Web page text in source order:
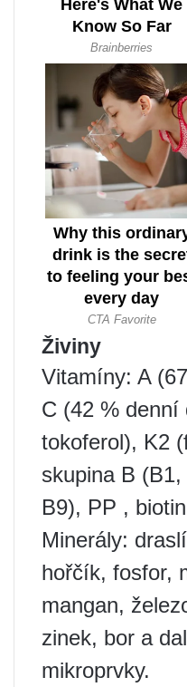
Živiny
Vitamíny: A
C (42 % denní
tokoferol), K2
skupina B
B9), PP ,
Minerály:
hořčík, fosfor,
mangan,
zinek, bor a
mikroprvky.